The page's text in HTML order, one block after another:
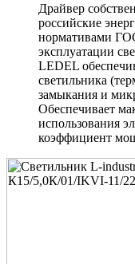
Драйвер
российские
нормативами
эксплуатации
LEDEL
светильника
замыкания и
Обеспечивает
использования
коэффициент